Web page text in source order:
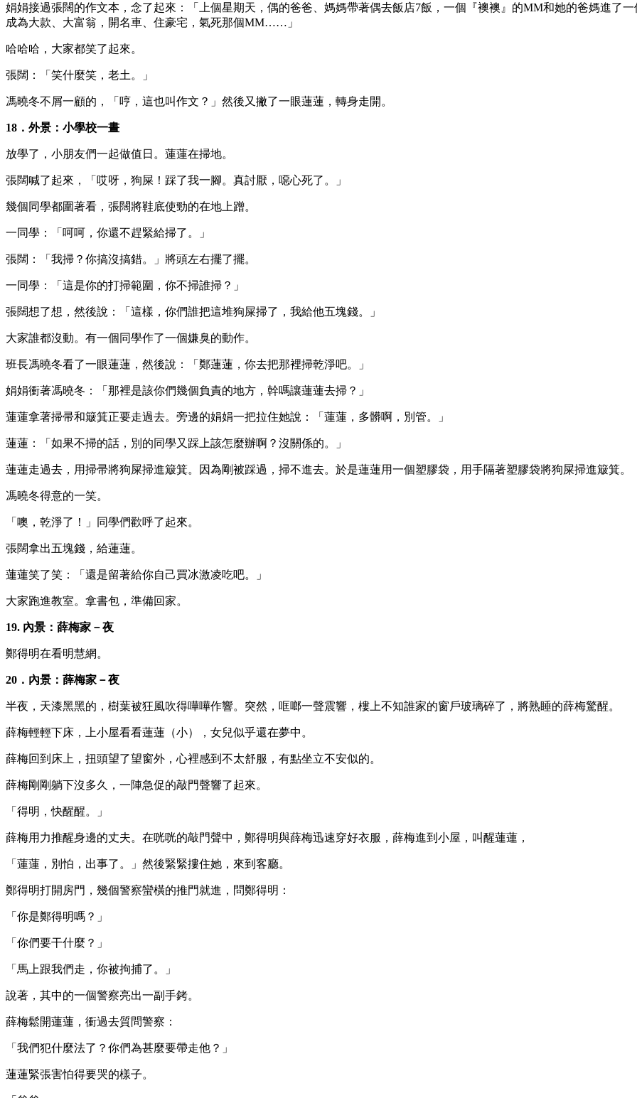
娟娟接過張闊的作文本，念了起來：「上個星期天，偶的爸爸、媽媽帶著偶去飯店7飯，一個『襖襖』的MM和她的爸媽進了
成為大款、大富翁，開名車、住豪宅，氣死那個MM……」
哈哈哈，大家都笑了起來。
張闊：「笑什麼笑，老土。」
馮曉冬不屑一顧的，「哼，這也叫作文？」然後又撇了一眼蓮蓮，轉身走開。
18．外景：小學校一晝
放學了，小朋友們一起做值日。蓮蓮在掃地。
張闊喊了起來，「哎呀，狗屎！踩了我一腳。真討厭，噁心死了。」
幾個同學都圍著看，張闊將鞋底使勁的在地上蹭。
一同學：「呵呵，你還不趕緊給掃了。」
張闊：「我掃？你搞沒搞錯。」將頭左右擺了擺。
一同學：「這是你的打掃範圍，你不掃誰掃？」
張闊想了想，然後說：「這樣，你們誰把這堆狗屎掃了，我給他五塊錢。」
大家誰都沒動。有一個同學作了一個嫌臭的動作。
班長馮曉冬看了一眼蓮蓮，然後說：「鄭蓮蓮，你去把那裡掃乾淨吧。」
娟娟衝著馮曉冬：「那裡是該你們幾個負責的地方，幹嗎讓蓮蓮去掃？」
蓮蓮拿著掃帚和簸箕正要走過去。旁邊的娟娟一把拉住她說：「蓮蓮，多髒啊，別管。」
蓮蓮：「如果不掃的話，別的同學又踩上該怎麼辦啊？沒關係的。」
蓮蓮走過去，用掃帚將狗屎掃進簸箕。因為剛被踩過，掃不進去。於是蓮蓮用一個塑膠袋，用手隔著塑膠袋將狗屎掃進簸箕。
馮曉冬得意的一笑。
「噢，乾淨了！」同學們歡呼了起來。
張闊拿出五塊錢，給蓮蓮。
蓮蓮笑了笑：「還是留著給你自己買冰激凌吃吧。」
大家跑進教室。拿書包，準備回家。
19. 內景：薛梅家－夜
鄭得明在看明慧網。
20．內景：薛梅家－夜
半夜，天漆黑黑的，樹葉被狂風吹得嘩嘩作響。突然，哐啷一聲震響，樓上不知誰家的窗戶玻璃碎了，將熟睡的薛梅驚醒。
薛梅輕輕下床，上小屋看看蓮蓮（小），女兒似乎還在夢中。
薛梅回到床上，扭頭望了望窗外，心裡感到不太舒服，有點坐立不安似的。
薛梅剛剛躺下沒多久，一陣急促的敲門聲響了起來。
「得明，快醒醒。」
薛梅用力推醒身邊的丈夫。在咣咣的敲門聲中，鄭得明與薛梅迅速穿好衣服，薛梅進到小屋，叫醒蓮蓮，
「蓮蓮，別怕，出事了。」然後緊緊摟住她，來到客廳。
鄭得明打開房門，幾個警察蠻橫的推門就進，問鄭得明：
「你是鄭得明嗎？」
「你們要干什麼？」
「馬上跟我們走，你被拘捕了。」
說著，其中的一個警察亮出一副手銬。
薛梅鬆開蓮蓮，衝過去質問警察：
「我們犯什麼法了？你們為甚麼要帶走他？」
蓮蓮緊張害怕得要哭的樣子。